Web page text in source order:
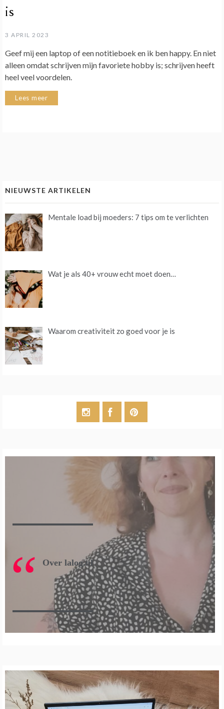
is
3 APRIL 2023
Geef mij een laptop of een notitieboek en ik ben happy. En niet
alleen omdat schrijven mijn favoriete hobby is; schrijven heeft
heel veel voordelen.
Lees meer
NIEUWSTE ARTIKELEN
Mentale load bij moeders: 7 tips om te verlichten
Wat je als 40+ vrouw echt moet doen…
Waarom creativiteit zo goed voor je is
Over lalog.nl